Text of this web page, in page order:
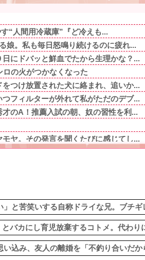
“人間用冷蔵庫”『ど冷えも...
娘。私も毎日怒鳴り続けるのに疲れ...
にドバッと鮮血でたから生理かな？...
の火がつかなくなった
つけ放置された犬に絡まれ、追いか...
フィルターが外れて私がただのデブ...
のA！推薦入試の朝、奴の習性を利...
ヤ。その発言を聞くたびに感じてし...
親が"エ〇バの証人"ということが...
ある『空の米袋』ってビニールです...
仕事辞めちゃダメよ。二人目は考え...
と苦笑いする自称ドライな兄。ブチ
バカにし育児放棄するコトメ。代わり
込み、友人の離婚を「不釣り合いだ